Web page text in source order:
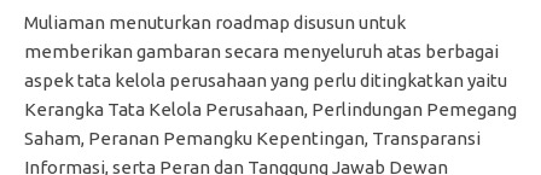
Muliaman menuturkan roadmap disusun untuk
memberikan gambaran secara menyeluruh atas berbagai
aspek tata kelola perusahaan yang perlu ditingkatkan yaitu
Kerangka Tata Kelola Perusahaan, Perlindungan Pemegang
Saham, Peranan Pemangku Kepentingan, Transparansi
Informasi, serta Peran dan Tanggung Jawab Dewan